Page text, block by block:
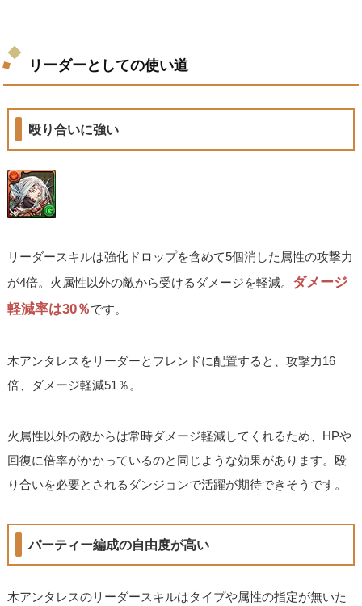
リーダーとしての使い道
殴り合いに強い
リーダースキルは強化ドロップを含めて5個消した属性の攻撃力
が4倍。火属性以外の敵から受けるダメージを軽減。 ダメージ
軽減率は30％です。
木アンタレスをリーダーとフレンドに配置すると、攻撃力16
倍、ダメージ軽減51％。
火属性以外の敵からは常時ダメージ軽減してくれるため、HPや
回復に倍率がかかっているのと同じような効果があります。殴
り合いを必要とされるダンジョンで活躍が期待できそうです。
パーティー編成の自由度が高い
木アンタレスのリーダースキルはタイプや属性の指定が無いた